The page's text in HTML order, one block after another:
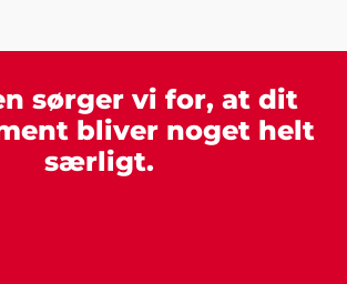
efter påskud for en ny fest. Tusind
gode råd og ideer til festen.
vi bookede hos jer sad lige i
sørger vi for, at dit
bliver noget helt
særligt.